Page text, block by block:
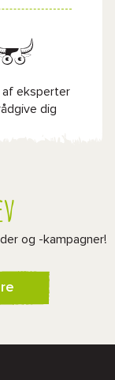
af eksperter
dig
og -kampagner!